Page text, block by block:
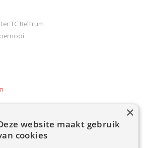
TC Beltrum
website maakt gebruik
cookies
×